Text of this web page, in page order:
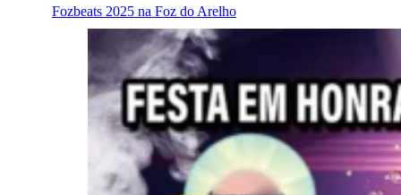
Fozbeats 2025 na Foz do Arelho